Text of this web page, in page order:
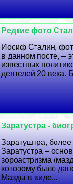
Редкие фото
Иосиф Сталин,
в данном посте, –
известных
деятелей 20 века.
Заратустра -
Заратуштра, более
Заратустра –
зороастризма
которому было
Мазды в виде...